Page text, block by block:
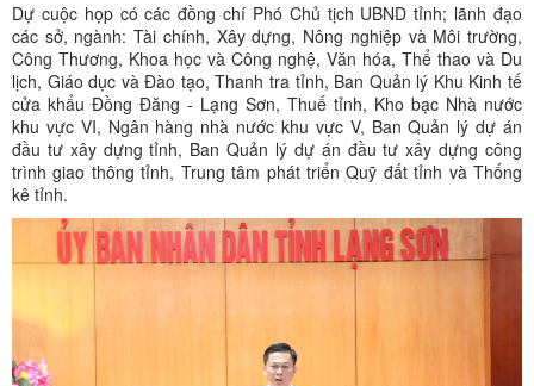
Dự cuộc họp có các đồng chí Phó Chủ tịch UBND tỉnh; lãnh đạo
các sở, ngành: Tài chính, Xây dựng, Nông nghiệp và Môi trường,
Công Thương, Khoa học và Công nghệ, Văn hóa, Thể thao và Du
lịch, Giáo dục và Đào tạo, Thanh tra tỉnh, Ban Quản lý Khu Kinh tế
cửa khẩu Đồng Đăng - Lạng Sơn, Thuế tỉnh, Kho bạc Nhà nước
khu vực VI, Ngân hàng nhà nước khu vực V, Ban Quản lý dự án
đầu tư xây dựng tỉnh, Ban Quản lý dự án đầu tư xây dựng công
trình giao thông tỉnh, Trung tâm phát triển Quỹ đất tỉnh và Thống
kê tỉnh.